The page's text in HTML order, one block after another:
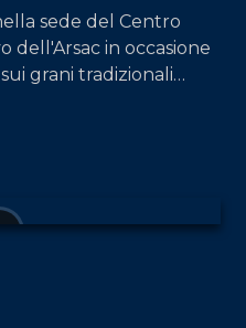
sede del Centro
dell'Arsac in occasione
grani tradizionali